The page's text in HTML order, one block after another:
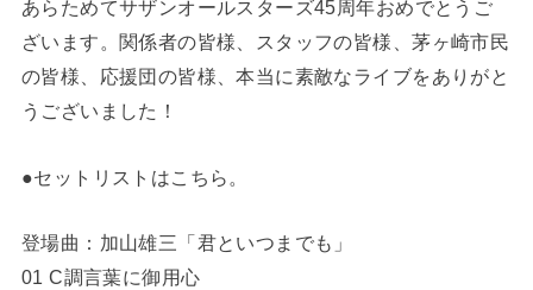
あらためてサザンオールスターズ45周年おめでとうご
ざいます。関係者の皆様、スタッフの皆様、茅ヶ崎市民
の皆様、応援団の皆様、本当に素敵なライブをありがと
うございました！
●セットリストはこちら。
登場曲：加山雄三「君といつまでも」
01 C調言葉に御用心